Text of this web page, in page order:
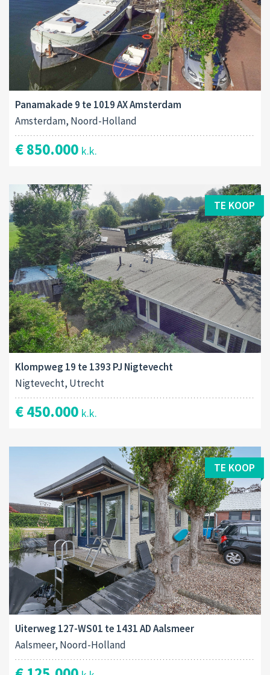
Panamakade 9 te 1019 AX Amsterdam
Amsterdam, Noord-Holland
€ 850.000 k.k.
TE KOOP
Klompweg 19 te 1393 PJ Nigtevecht
Nigtevecht, Utrecht
€ 450.000 k.k.
TE KOOP
Uiterweg 127-WS01 te 1431 AD Aalsmeer
Aalsmeer, Noord-Holland